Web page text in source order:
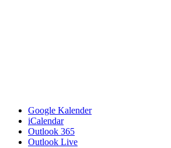
Google Kalender
iCalendar
Outlook 365
Outlook Live